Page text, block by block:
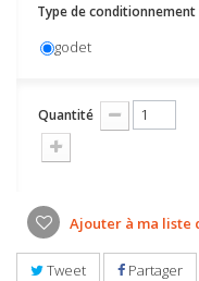
Type de conditionnement
godet
Quantité
Ajouter à ma liste
Tweet Partager